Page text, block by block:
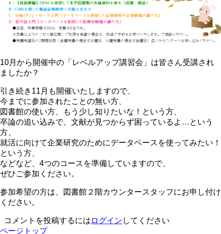
10月から開催中の「レベルアップ講習会」は皆さん受講され
ましたか？
引き続き11月も開催いたしますので、
今までに参加されたことの無い方、
図書館の使い方、もう少し知りたいな！という方、
卒論の追い込みで、文献が見つからず困っているよ…という
方、
就活に向けて企業研究のためにデータベースを使ってみたい！
という方、
などなど、4つのコースを準備していますので、
ぜひご参加ください。
参加希望の方は、図書館２階カウンタースタッフにお申し付け
ください。
コメントを投稿するには ログイン してください
ページトップ